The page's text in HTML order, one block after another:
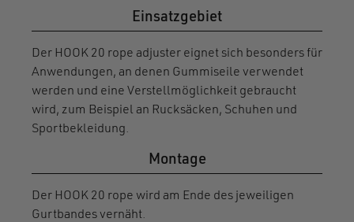
Einsatzgebiet
Der HOOK 20 rope adjuster eignet sich besonders für
Anwendungen, an denen Gummiseile verwendet
werden und eine Verstellmöglichkeit gebraucht
wird, zum Beispiel an Rucksäcken, Schuhen und
Sportbekleidung.
Montage
Der HOOK 20 rope wird am Ende des jeweiligen
Gurtbandes vernäht.